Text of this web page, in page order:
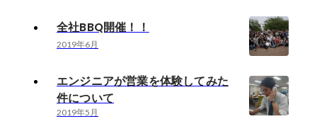
全社BBQ開催！！
2019年6月
エンジニアが営業を体験してみた
件について
2019年5月